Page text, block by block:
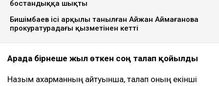
Ulysmedia коллажы
жуық сома өндіру туралы талап арыз бергенін
министрдің отбасы кейінгі екі жылда өзіне қарсы